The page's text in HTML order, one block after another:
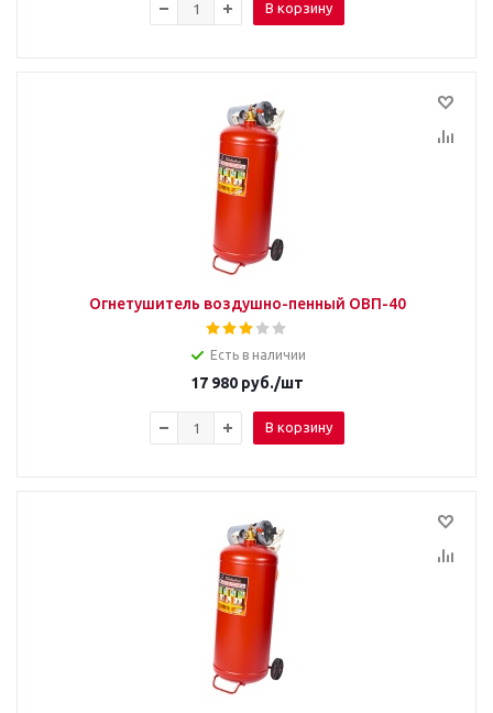
В корзину
Огнетушитель воздушно-пенный ОВП-40
Есть в наличии
17 980 руб./шт
В корзину